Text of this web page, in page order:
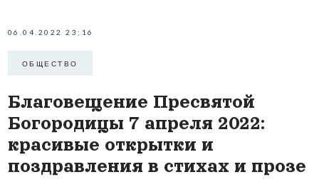
06.04.2022 23:16
ОБЩЕСТВО
Благовещение Пресвятой
Богородицы 7 апреля 2022:
красивые открытки и
поздравления в стихах и прозе